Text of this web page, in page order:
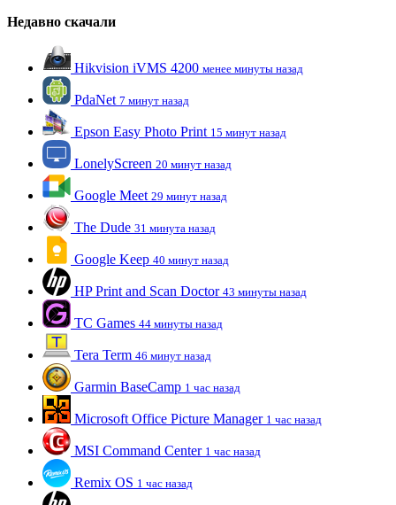
Недавно скачали
Hikvision iVMS 4200 менее минуты назад
PdaNet 7 минут назад
Epson Easy Photo Print 15 минут назад
LonelyScreen 20 минут назад
Google Meet 29 минут назад
The Dude 31 минута назад
Google Keep 40 минут назад
HP Print and Scan Doctor 43 минуты назад
TC Games 44 минуты назад
Tera Term 46 минут назад
Garmin BaseCamp 1 час назад
Microsoft Office Picture Manager 1 час назад
MSI Command Center 1 час назад
Remix OS 1 час назад